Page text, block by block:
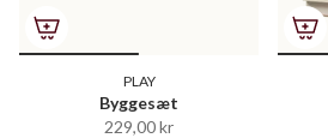
PLAY
Byggesæt
229,00 kr